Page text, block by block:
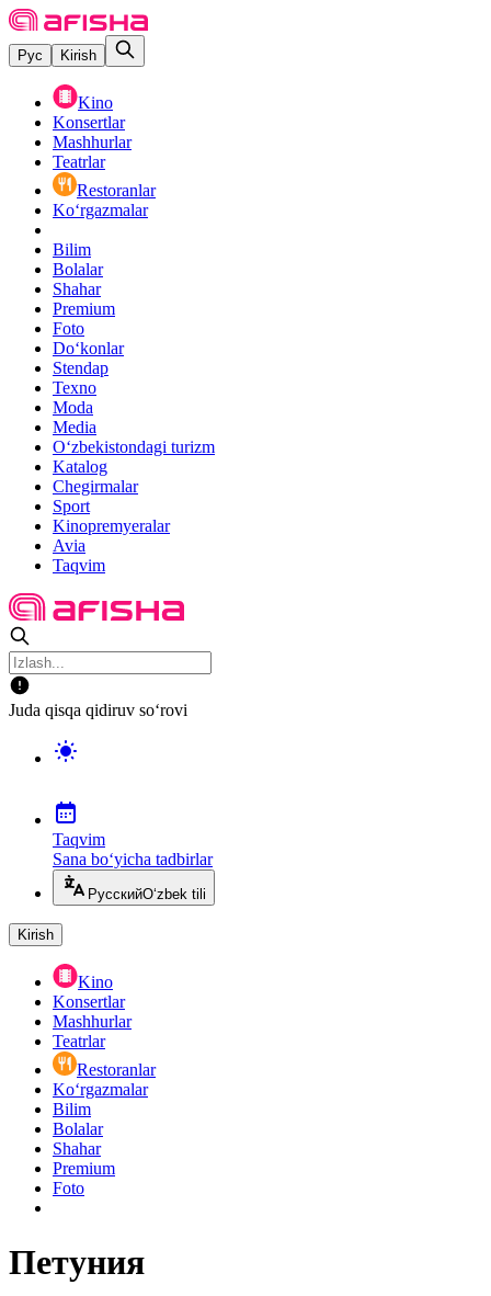
Рус Kirish
Kino
Konsertlar
Mashhurlar
Teatrlar
Restoranlar
Ko‘rgazmalar
Bilim
Bolalar
Shahar
Premium
Foto
Do‘konlar
Stendap
Texno
Moda
Media
O‘zbekistondagi turizm
Katalog
Chegirmalar
Sport
Kinopremyeralar
Avia
Taqvim
Juda qisqa qidiruv so‘rovi
Taqvim
Sana bo‘yicha tadbirlar
РусскийO‘zbek tili
Kirish
Kino
Konsertlar
Mashhurlar
Teatrlar
Restoranlar
Ko‘rgazmalar
Bilim
Bolalar
Shahar
Premium
Foto
Петуния